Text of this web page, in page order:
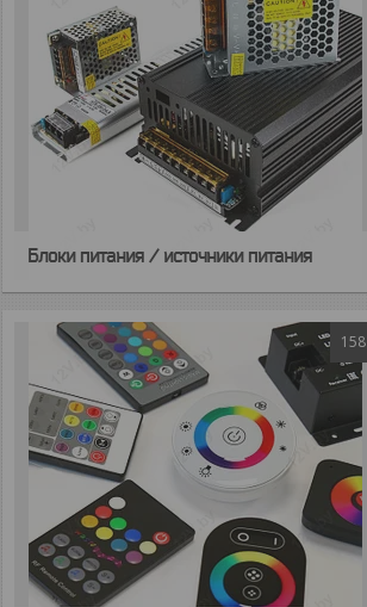
Блоки питания / источники питания
158